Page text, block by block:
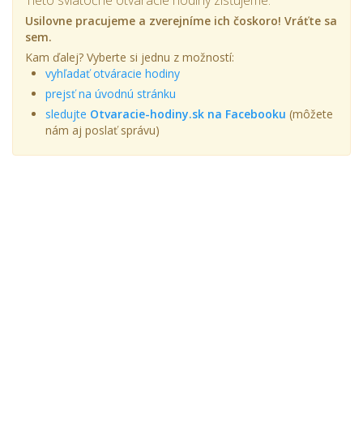
Usilovne pracujeme a zverejníme ich čoskoro! Vráťte sa
sem.
Kam ďalej? Vyberte si jednu z možností:
vyhľadať otváracie hodiny
prejsť na úvodnú stránku
sledujte Otvaracie-hodiny.sk na Facebooku (môžete
nám aj poslať správu)